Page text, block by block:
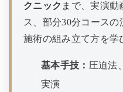
クニック まで、実演動
ス、部分30分コース
施術の組み立て方を学
基本手技： 圧迫法
実演